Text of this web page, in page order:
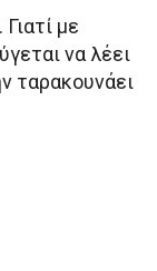
με
να λέει
ταρακουνάει